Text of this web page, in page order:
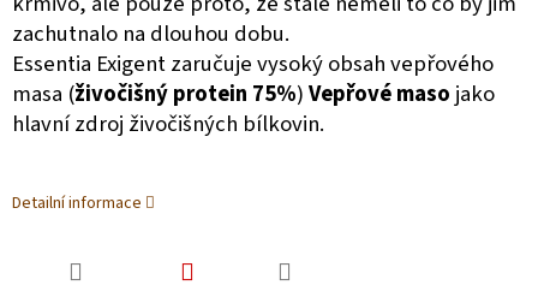
zachutnalo na dlouhou dobu.
Essentia Exigent zaručujevysoký obsah vepřového
masa (živočišný protein 75%)Vepřové maso jako
hlavní zdroj živočišných bílkovin.
Detailní informace